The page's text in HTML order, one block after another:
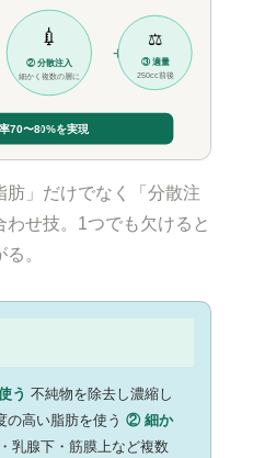
💉
② 分散注入
細かく複数の層に
＋
⚖️
③ 適量
250cc前後
70〜80%を実現
」だけでなく「分散注
せ技。1つでも欠けると
。
う 不純物を除去し濃縮し
の高い脂肪を使う ② 細か
乳腺下・筋膜上など複数